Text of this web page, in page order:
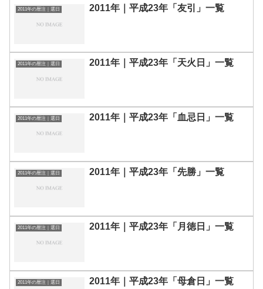
2011年の暦注｜選日 2011年｜平成23年「友引」一覧
2011年の暦注｜選日 2011年｜平成23年「天火日」一覧
2011年の暦注｜選日 2011年｜平成23年「血忌日」一覧
2011年の暦注｜選日 2011年｜平成23年「先勝」一覧
2011年の暦注｜選日 2011年｜平成23年「月徳日」一覧
2011年の暦注｜選日 2011年｜平成23年「母倉日」一覧